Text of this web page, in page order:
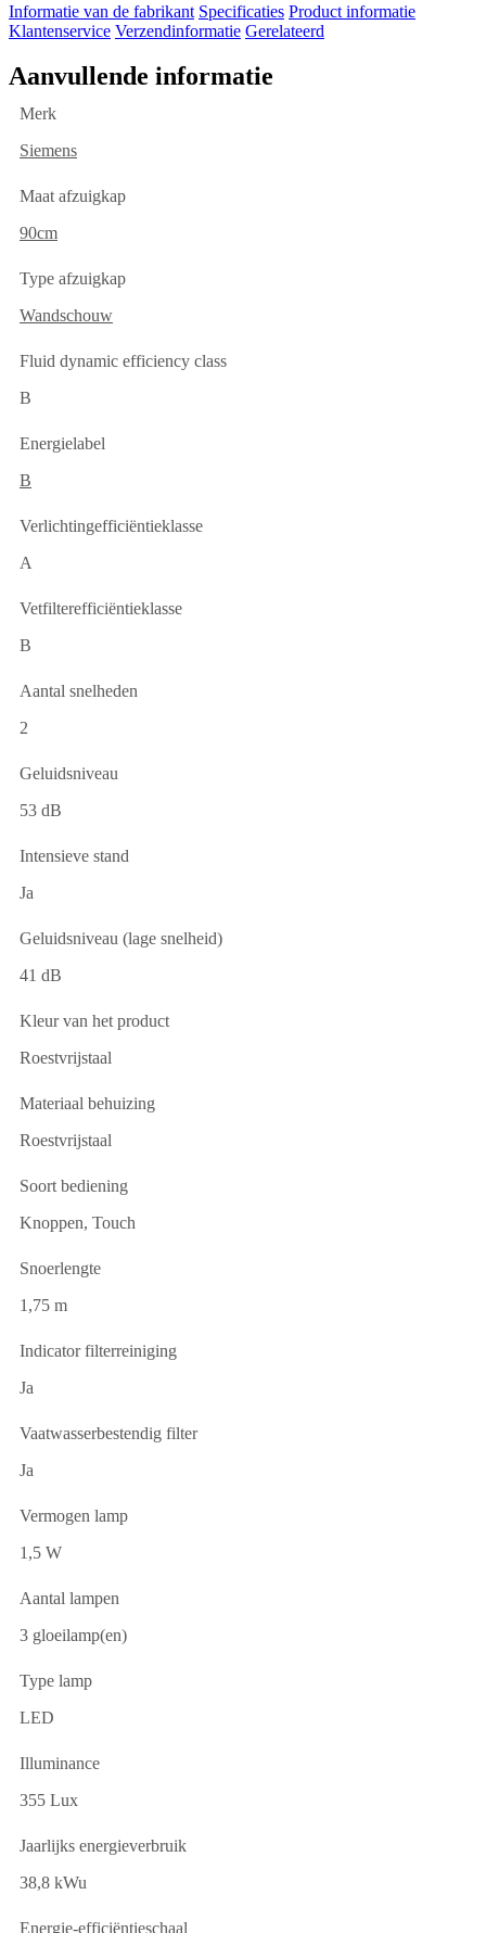
Informatie van de fabrikant Specificaties Product informatie
Klantenservice Verzendinformatie Gerelateerd
Aanvullende informatie
Merk
Siemens
Maat afzuigkap
90cm
Type afzuigkap
Wandschouw
Fluid dynamic efficiency class
B
Energielabel
B
Verlichtingefficiëntieklasse
A
Vetfilterefficiëntieklasse
B
Aantal snelheden
2
Geluidsniveau
53 dB
Intensieve stand
Ja
Geluidsniveau (lage snelheid)
41 dB
Kleur van het product
Roestvrijstaal
Materiaal behuizing
Roestvrijstaal
Soort bediening
Knoppen, Touch
Snoerlengte
1,75 m
Indicator filterreiniging
Ja
Vaatwasserbestendig filter
Ja
Vermogen lamp
1,5 W
Aantal lampen
3 gloeilamp(en)
Type lamp
LED
Illuminance
355 Lux
Jaarlijks energieverbruik
38,8 kWu
Energie-efficiëntieschaal